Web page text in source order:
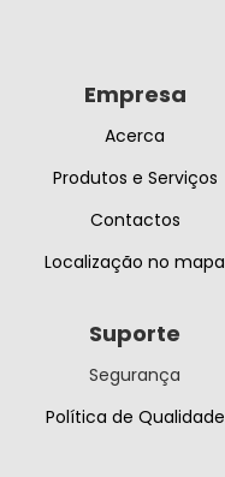
Empresa
Acerca
Produtos e Serviços
Contactos
Localização no mapa
Suporte
Segurança
Política de Qualidade